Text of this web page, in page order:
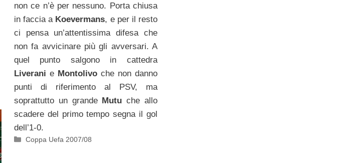
non ce n’è per nessuno. Porta chiusa
in faccia a Koevermans, e per il resto
ci pensa un’attentissima difesa che
non fa avvicinare più gli avversari. A
quel punto salgono in cattedra
Liverani e Montolivo che non danno
punti di riferimento al PSV, ma
soprattutto un grande Mutuche allo
scadere del primo tempo segna il gol
dell’1-0.
Categorie
Coppa Uefa 2007/08